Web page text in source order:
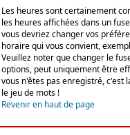
Les heures sont certainement
les heures affichées dans un
vous devriez changer vos
horaire qui vous convient,
Veuillez noter que changer le
options, peut uniquement être
vous n'êtes pas enregistré, c'est
le jeu de mots !
Revenir en haut de page